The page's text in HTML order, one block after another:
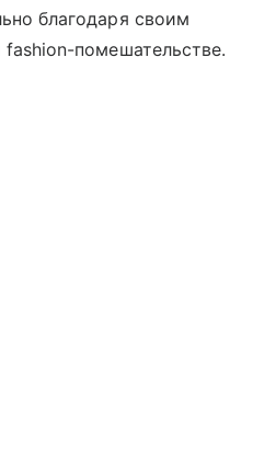
благодаря своим
помешательстве.